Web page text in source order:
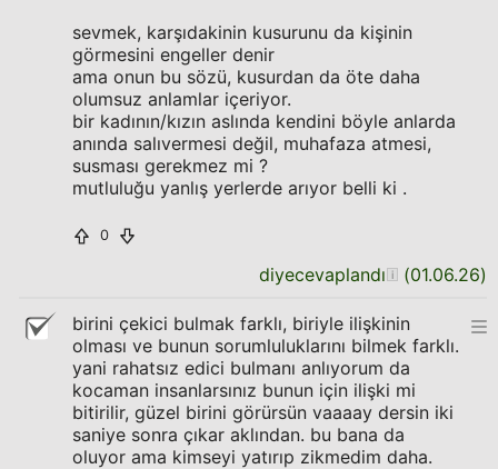
sevmek, karşıdakinin kusurunu da kişinin
görmesini engeller denir
ama onun bu sözü, kusurdan da öte daha
olumsuz anlamlar içeriyor.
bir kadının/kızın aslında kendini böyle anlarda
anında salıvermesi değil, muhafaza atmesi,
susması gerekmez mi ?
mutluluğu yanlış yerlerde arıyor belli ki .
0
diyecevaplandı (01.06.26)
birini çekici bulmak farklı, biriyle ilişkinin
olması ve bunun sorumluluklarını bilmek farklı.
yani rahatsız edici bulmanı anlıyorum da
kocaman insanlarsınız bunun için ilişki mi
bitirilir, güzel birini görürsün vaaaay dersin iki
saniye sonra çıkar aklından. bu bana da
oluyor ama kimseyi yatırıp zikmedim daha.